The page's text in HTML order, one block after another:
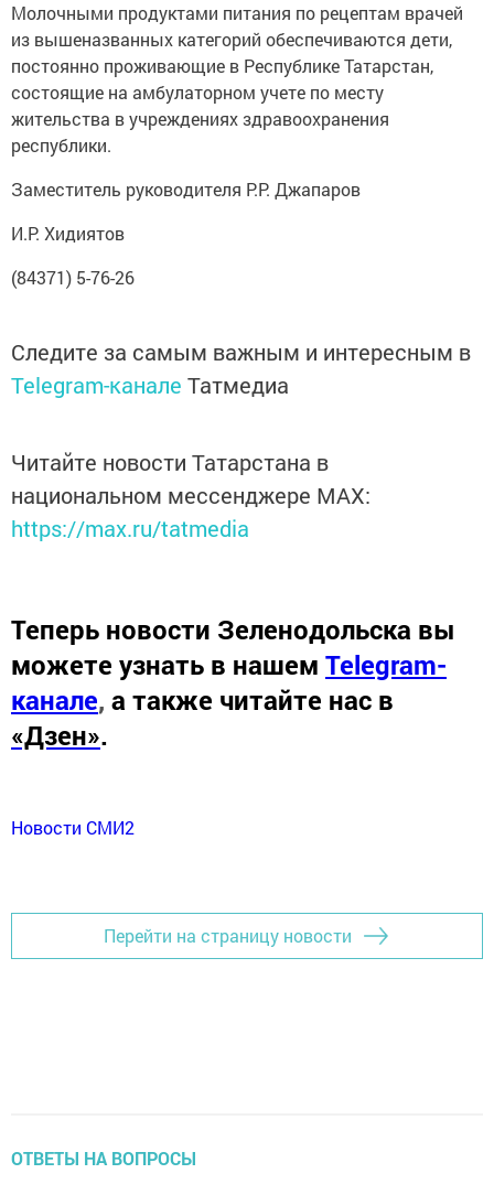
Молочными продуктами питания по рецептам врачей
из вышеназванных категорий обеспечиваются дети,
постоянно проживающие в Республике Татарстан,
состоящие на амбулаторном учете по месту
жительства в учреждениях здравоохранения
республики.
Заместитель руководителя Р.Р. Джапаров
И.Р. Хидиятов
(84371) 5-76-26
Следите за самым важным и интересным в
Telegram-канале Татмедиа
Читайте новости Татарстана в
национальном мессенджере MАХ:
https://max.ru/tatmedia
Теперь новости Зеленодольска вы
можете узнать в нашем Telegram-
канале, а также читайте нас в
«Дзен».
Новости СМИ2
Перейти на страницу новости
ОТВЕТЫ НА ВОПРОСЫ